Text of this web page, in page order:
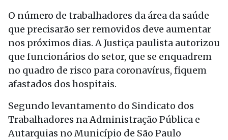
O número de trabalhadores da área da saúde
que precisarão ser removidos deve aumentar
nos próximos dias. A Justiça paulista autorizou
que funcionários do setor, que se enquadrem
no quadro de risco para coronavírus, fiquem
afastados dos hospitais.
Segundo levantamento do Sindicato dos
Trabalhadores na Administração Pública e
Autarquias no Município de São Paulo